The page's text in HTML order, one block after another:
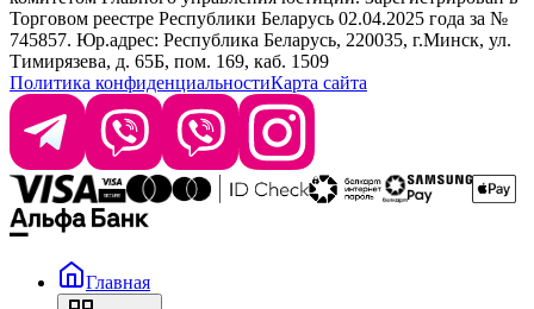
Склад: г. Минск, ул. Домбровская, 15
Время работы: пн–чт 9:00–17:30, пт 9:00–17:00
Торговом реестре Республики Беларусь 02.04.2025 года за №
745857. Юр.адрес: Республика Беларусь, 220035, г.Минск, ул.
Тимирязева, д. 65Б, пом. 169, каб. 1509
Политика конфиденциальностиКарта сайта
Главная